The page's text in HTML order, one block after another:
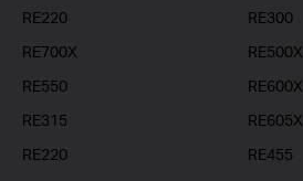
RE220
RE300
RE700X
RE500X
RE550
RE600X
RE315
RE605X
RE220
RE455